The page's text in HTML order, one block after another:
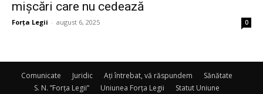
mișcări care nu cedează
Forța Legii - august 6, 2025 0
Comunicate Juridic Ați întrebat, vă răspundem
Sănătate
S. N. ”Forța Legii”
Uniunea Forța Legii
Statut Uniune